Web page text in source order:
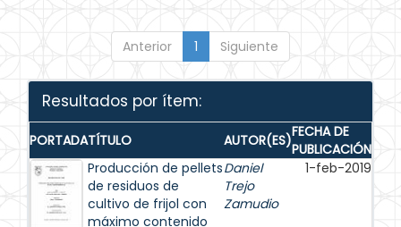
Anterior 1 Siguiente
Resultados por ítem:
PORTADATÍTULO AUTOR(ES)FECHA DE
PUBLICACIÓN
Producción de pellets
de residuos de
cultivo de frijol con
máximo contenido
Daniel
Trejo
Zamudio
1-feb-2019